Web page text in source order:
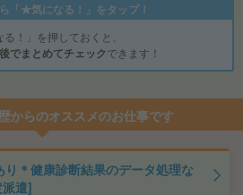
「★気になる！」をタップ！
る！」を押しておくと、
後でまとめてチェックできます！
からのオススメのお仕事です
＊健康診断結果のデータ処理な
遣]